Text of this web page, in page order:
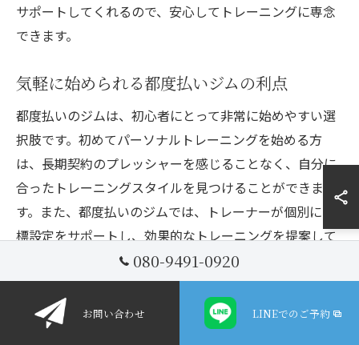
サポートしてくれるので、安心してトレーニングに専念
できます。
気軽に始められる都度払いジムの利点
都度払いのジムは、初心者にとって非常に始めやすい選
択肢です。初めてパーソナルトレーニングを始める方
は、長期契約のプレッシャーを感じることなく、自分に
合ったトレーニングスタイルを見つけることができま
す。また、都度払いのジムでは、トレーナーが個別に目
標設定をサポートし、効果的なトレーニングを提案して
くれるため、初心者でも安心して挑戦できます。
都度払いで無理なく続けるトレーニング法
080-9491-0920
お問い合わせ LINEでのご予約